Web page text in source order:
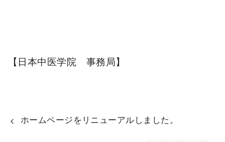
【日本中医学院 事務局】
ホームページをリニューアルしました。